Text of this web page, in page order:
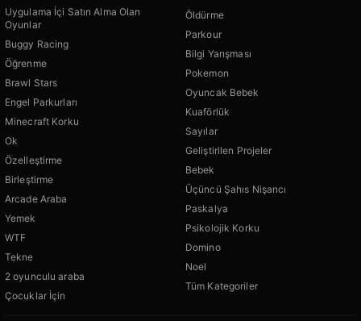
Uygulama İçi Satın Alma Olan
Oyunlar
Buggy Racing
Öğrenme
Brawl Stars
Engel Parkurları
Minecraft Korku
Ok
Özelleştirme
Birleştirme
Arcade Araba
Yemek
WTF
Tekne
2 oyunculu araba
Çocuklar İçin
Öldürme
Parkour
Bilgi Yarışması
Pokemon
Oyuncak Bebek
Kuaförlük
Sayılar
Geliştirilen Projeler
Bebek
Üçüncü Şahıs Nişancı
Paskalya
Psikolojik Korku
Domino
Noel
Tüm Kategoriler